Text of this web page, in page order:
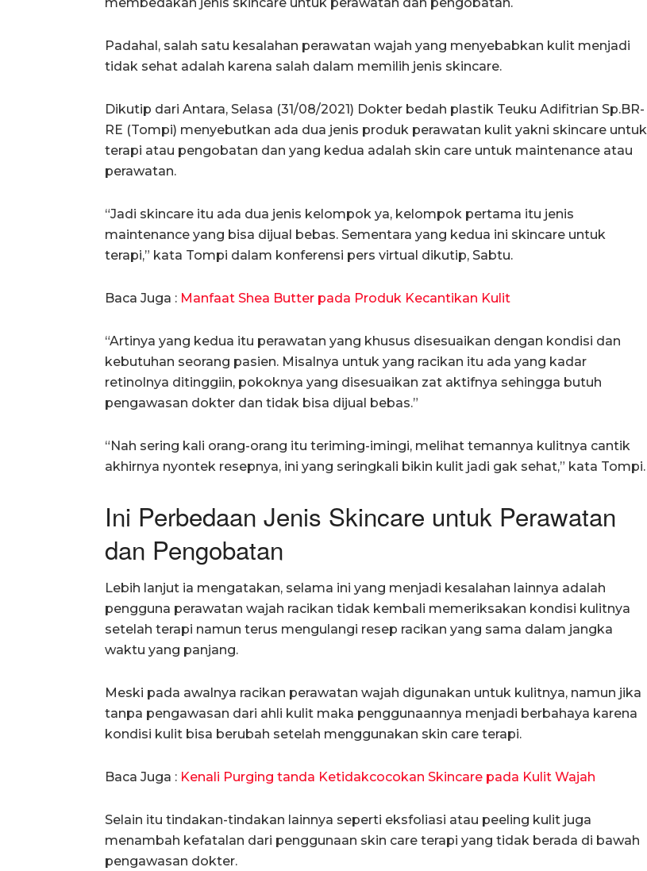
Padahal, salah satu kesalahan perawatan wajah yang menyebabkan kulit menjadi
tidak sehat adalah karena salah dalam memilih jenis skincare.
Dikutip dari Antara, Selasa (31/08/2021) Dokter bedah plastik Teuku Adifitrian Sp.BR-
RE (Tompi) menyebutkan ada dua jenis produk perawatan kulit yakni skincare untuk
terapi atau pengobatan dan yang kedua adalah skin care untuk maintenance atau
perawatan.
“Jadi skincare itu ada dua jenis kelompok ya, kelompok pertama itu jenis
maintenance yang bisa dijual bebas. Sementara yang kedua ini skincare untuk
terapi,” kata Tompi dalam konferensi pers virtual dikutip, Sabtu.
Baca Juga : Manfaat Shea Butter pada Produk Kecantikan Kulit
“Artinya yang kedua itu perawatan yang khusus disesuaikan dengan kondisi dan
kebutuhan seorang pasien. Misalnya untuk yang racikan itu ada yang kadar
retinolnya ditinggiin, pokoknya yang disesuaikan zat aktifnya sehingga butuh
pengawasan dokter dan tidak bisa dijual bebas.”
“Nah sering kali orang-orang itu teriming-imingi, melihat temannya kulitnya cantik
akhirnya nyontek resepnya, ini yang seringkali bikin kulit jadi gak sehat,” kata Tompi.
Ini Perbedaan Jenis Skincare untuk Perawatan
dan Pengobatan
Lebih lanjut ia mengatakan, selama ini yang menjadi kesalahan lainnya adalah
pengguna perawatan wajah racikan tidak kembali memeriksakan kondisi kulitnya
setelah terapi namun terus mengulangi resep racikan yang sama dalam jangka
waktu yang panjang.
Meski pada awalnya racikan perawatan wajah digunakan untuk kulitnya, namun jika
tanpa pengawasan dari ahli kulit maka penggunaannya menjadi berbahaya karena
kondisi kulit bisa berubah setelah menggunakan skin care terapi.
Baca Juga : Kenali Purging tanda Ketidakcocokan Skincare pada Kulit Wajah
Selain itu tindakan-tindakan lainnya seperti eksfoliasi atau peeling kulit juga
menambah kefatalan dari penggunaan skin care terapi yang tidak berada di bawah
pengawasan dokter.